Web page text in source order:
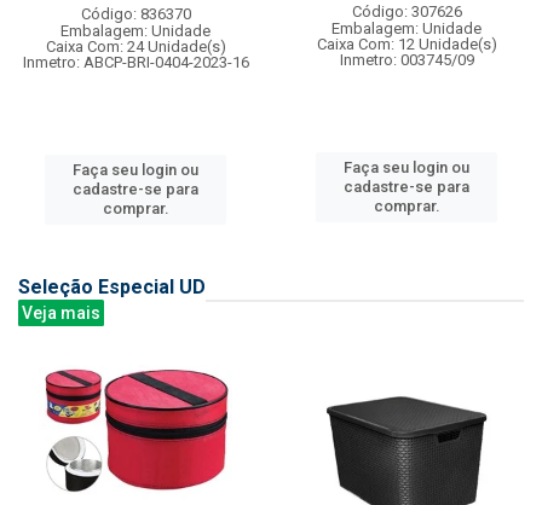
Código: 836370
Embalagem: Unidade
Caixa Com: 24 Unidade(s)
Inmetro: ABCP-BRI-0404-2023-16
Faça seu login ou
cadastre-se para
comprar.
Código: 307626
Embalagem: Unidade
Caixa Com: 12 Unidade(s)
Inmetro: 003745/09
Faça seu login ou
cadastre-se para
comprar.
Seleção Especial UD
Veja mais